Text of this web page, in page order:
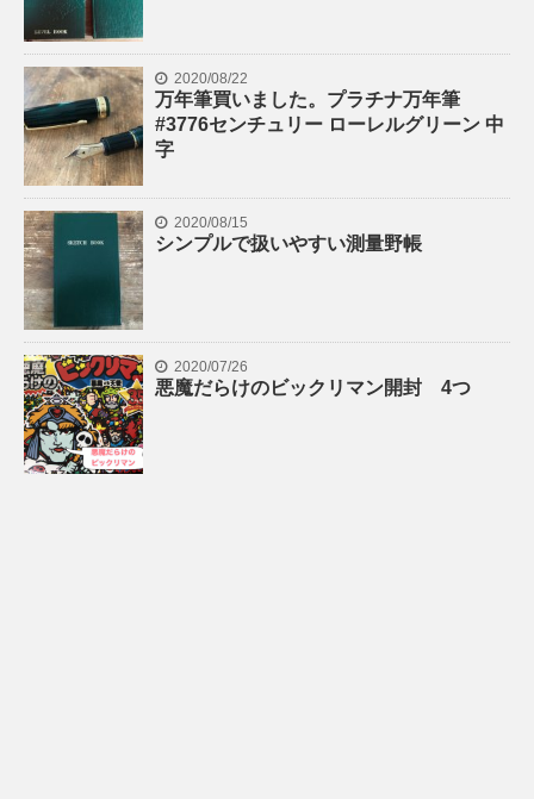
2020/08/22
万年筆買いました。プラチナ万年筆
#3776センチュリー ローレルグリーン 中
字
2020/08/15
シンプルで扱いやすい測量野帳
2020/07/26
悪魔だらけのビックリマン開封 4つ